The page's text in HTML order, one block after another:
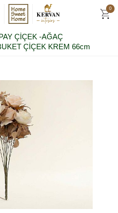
0
ÇİÇEK -AĞAÇ
ÇİÇEK KREM 66cm